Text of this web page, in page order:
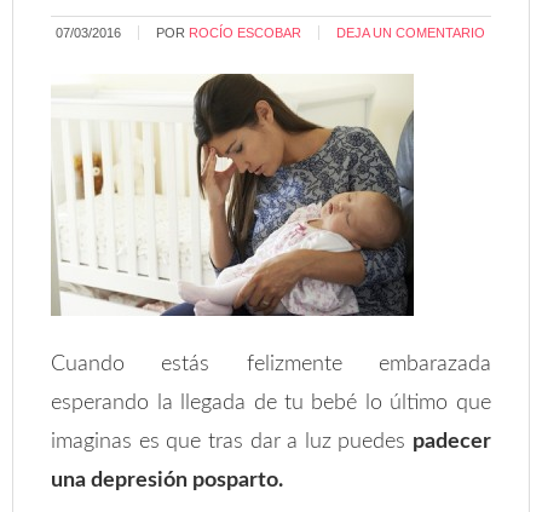
07/03/2016 POR ROCÍO ESCOBAR DEJA UN COMENTARIO
Cuando estás felizmente embarazada
esperando la llegada de tu bebé lo último que
imaginas es que tras dar a luz puedes padecer
una depresión posparto.